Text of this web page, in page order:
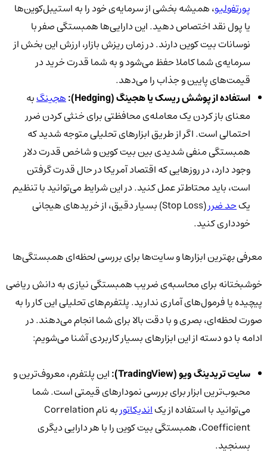
پورتفولیو، همیشه بخشی از سرمایه‌ی خود را به استیبل‌کوین‌ها
یا پول نقد اختصاص دهید. این دارایی‌ها همبستگی صفر با
نوسانات بیت کوین دارند. در زمان ریزش بازار، ارزش این بخش از
سرمایه‌ی شما کاملا حفظ می‌شود و به شما قدرت خرید در
قیمت‌های پایین و جذاب را می‌دهد.
استفاده از پوشش ریسک یا هجینگ (Hedging): هجینگبه
معنای باز کردن یک معامله‌ی محافظتی برای خنثی کردن ضرر
احتمالی است. اگر از طریق ابزارهای تحلیلی متوجه شدید که
همبستگی منفی شدیدی بین بیت کوین و شاخص قدرت دلار
وجود دارد، در روزهایی که اقتصاد آمریکا در حال قدرت گرفتن
است، باید محتاط‌تر عمل کنید. در این شرایط می‌توانید با تنظیم
یکحد ضرر
(Stop Loss) بسیار دقیق، از خریدهای هیجانی
خودداری کنید.
معرفی بهترین ابزارها و سایت‌ها برای بررسی لحظه‌ای همبستگی‌ها
خوشبختانه برای محاسبه‌ی ضریب همبستگی نیازی به دانش ریاضی
پیچیده یا فرمول‌های آماری ندارید. پلتفرم‌های تحلیلی این کار را به
صورت لحظه‌ای، بصری و با دقت بالا برای شما انجام می‌دهند. در
ادامه با دو دسته از این ابزارهای بسیار کاربردی آشنا می‌شویم:
سایت تریدینگ ویو (TradingView
):این پلتفرم، معروف‌ترین و
محبوب‌ترین ابزار برای بررسی نمودارهای قیمتی است. شما
می‌توانید با استفاده از یکاندیکاتور
به نام Correlation
Coefficient، همبستگی بیت کوین را با هر دارایی دیگری
بسنجید.